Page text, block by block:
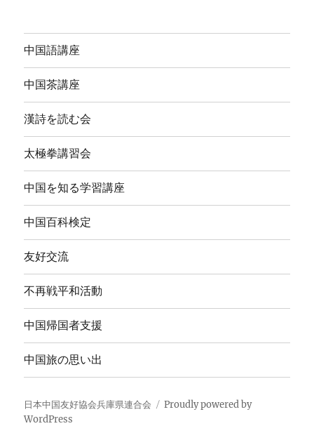
中国語講座
中国茶講座
漢詩を読む会
太極拳講習会
中国を知る学習講座
中国百科検定
友好交流
不再戦平和活動
中国帰国者支援
中国旅の思い出
日本中国友好協会兵庫県連合会
Proudly powered by
WordPress